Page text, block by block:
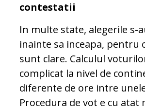
contestatii
In multe state, alegerile s-
inainte sa inceapa, pentru
sunt clare. Calculul
complicat la nivel de
diferente de ore intre
Procedura de vot e cu atat